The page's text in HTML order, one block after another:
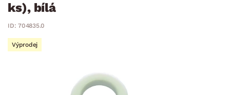
ks), bílá
ID: 704835.0
Výprodej